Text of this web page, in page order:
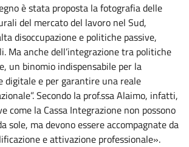
è stata proposta la fotografia delle
del mercato del lavoro nel Sud,
disoccupazione e politiche passive,
Ma anche dell’integrazione tra politiche
un binomio indispensabile per la
digitale e per garantire una reale
Secondo la prof.ssa Alaimo, infatti,
come la Cassa Integrazione non possono
sole, ma devono essere accompagnate da
e attivazione professionale».